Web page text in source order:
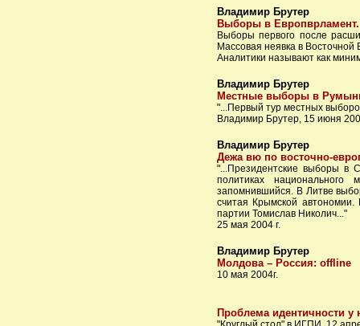
Владимир Брутер
Выборы в Европврламент.
Выборы первого после
Массовая неявка в
Аналитики называют как
Владимир Брутер
Местные выборы в
"...Первый тур местных
Владимир Брутер, 15 июня
Владимир Брутер
Дежа вю по восточно-
"...Президентские выборы в
политиках
запомнившийся. В Литве
считая Крымской автономии.
партии Томислав Николич..."
25 мая 2004 г.
Владимир Брутер
Молдова – Россия: offline
10 мая 2004г.
Проблема идентичности у